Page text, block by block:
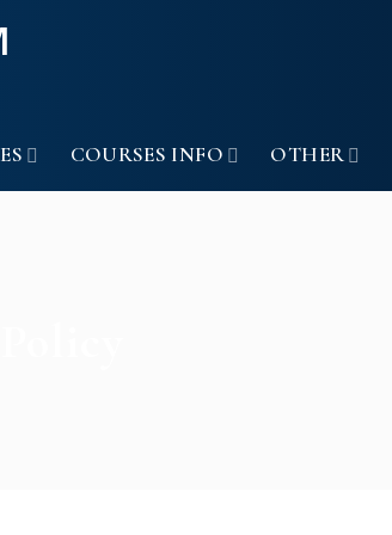
COURSES INFO OTHER